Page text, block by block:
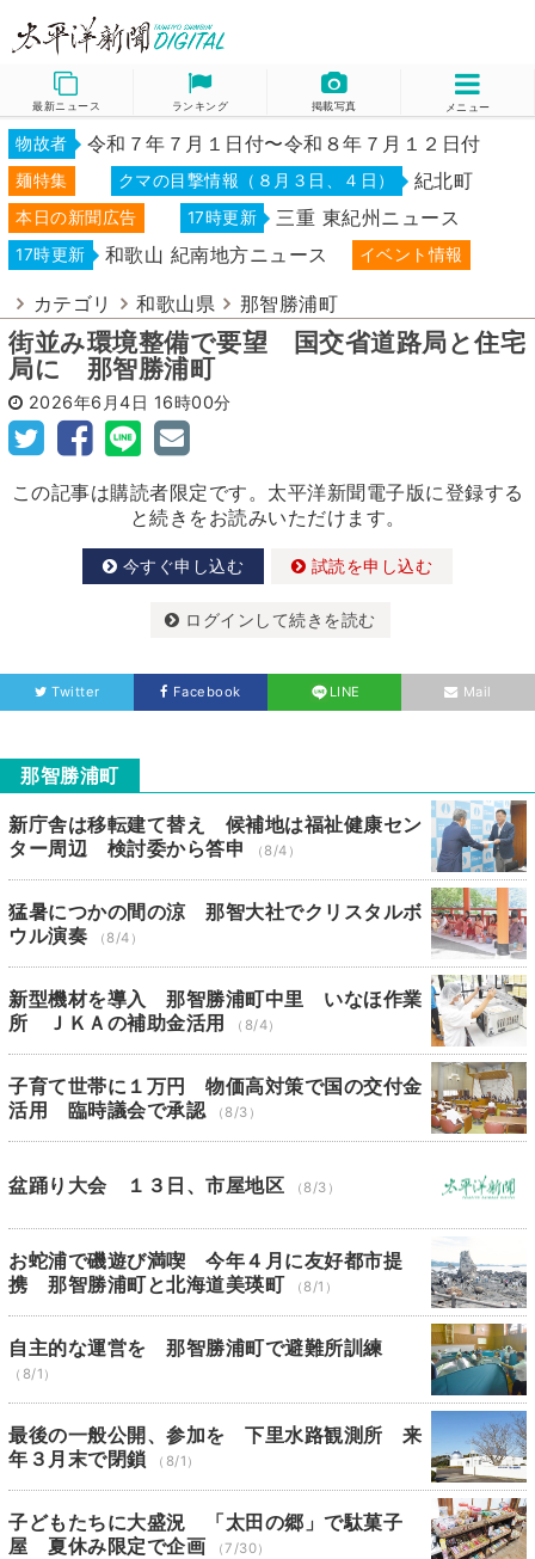
最新ニュース ランキング 掲載写真 メニュー
物故者 令和７年７月１日付〜令和８年７月１２日付
麺特集 クマの目撃情報（８月３日、４日） 紀北町
本日の新聞広告 17時更新 三重 東紀州ニュース
17時更新 和歌山 紀南地方ニュース イベント情報
カテゴリ 和歌山県 那智勝浦町
街並み環境整備で要望 国交省道路局と住宅
局に 那智勝浦町
2026年6月4日 16時00分
この記事は購読者限定です。太平洋新聞電子版に登録する
と続きをお読みいただけます。
今すぐ申し込む 試読を申し込む
ログインして続きを読む
Twitter Facebook LINE Mail
那智勝浦町
新庁舎は移転建て替え 候補地は福祉健康セン
ター周辺 検討委から答申
（8/4）
猛暑につかの間の涼 那智大社でクリスタルボ
ウル演奏
（8/4）
新型機材を導入 那智勝浦町中里 いなほ作業
所 ＪＫＡの補助金活用
（8/4）
子育て世帯に１万円 物価高対策で国の交付金
活用 臨時議会で承認
（8/3）
盆踊り大会 １３日、市屋地区 （8/3）
お蛇浦で磯遊び満喫 今年４月に友好都市提
携 那智勝浦町と北海道美瑛町
（8/1）
自主的な運営を 那智勝浦町で避難所訓練
（8/1）
最後の一般公開、参加を 下里水路観測所 来
年３月末で閉鎖
（8/1）
子どもたちに大盛況 「太田の郷」で駄菓子
屋 夏休み限定で企画
（7/30）